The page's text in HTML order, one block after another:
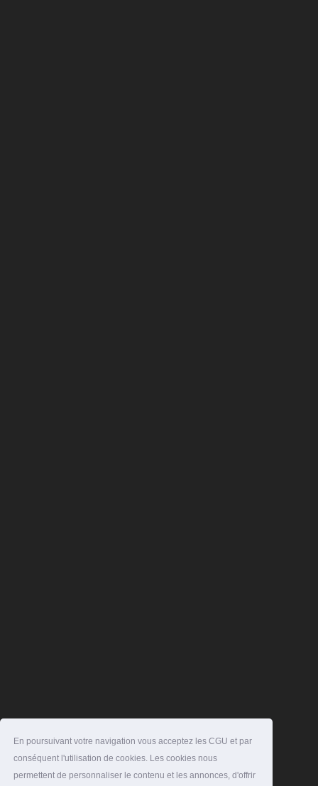
En poursuivant votre navigation vous acceptez les CGU et par
conséquent l'utilisation de cookies. Les cookies nous
permettent de personnaliser le contenu et les annonces, d'offrir